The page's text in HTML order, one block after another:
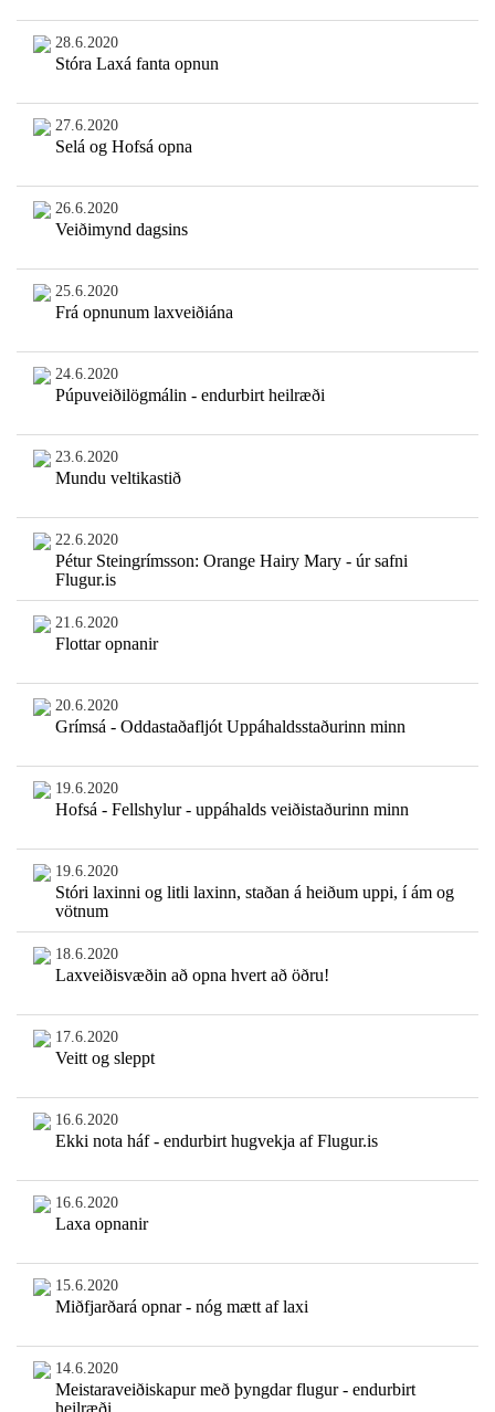
28.6.2020
Stóra Laxá fanta opnun
27.6.2020
Selá og Hofsá opna
26.6.2020
Veiðimynd dagsins
25.6.2020
Frá opnunum laxveiðiána
24.6.2020
Púpuveiðilögmálin - endurbirt heilræði
23.6.2020
Mundu veltikastið
22.6.2020
Pétur Steingrímsson: Orange Hairy Mary - úr safni
Flugur.is
21.6.2020
Flottar opnanir
20.6.2020
Grímsá - Oddastaðafljót Uppáhaldsstaðurinn minn
19.6.2020
Hofsá - Fellshylur - uppáhalds veiðistaðurinn minn
19.6.2020
Stóri laxinni og litli laxinn, staðan á heiðum uppi, í ám og
vötnum
18.6.2020
Laxveiðisvæðin að opna hvert að öðru!
17.6.2020
Veitt og sleppt
16.6.2020
Ekki nota háf - endurbirt hugvekja af Flugur.is
16.6.2020
Laxa opnanir
15.6.2020
Miðfjarðará opnar - nóg mætt af laxi
14.6.2020
Meistaraveiðiskapur með þyngdar flugur - endurbirt